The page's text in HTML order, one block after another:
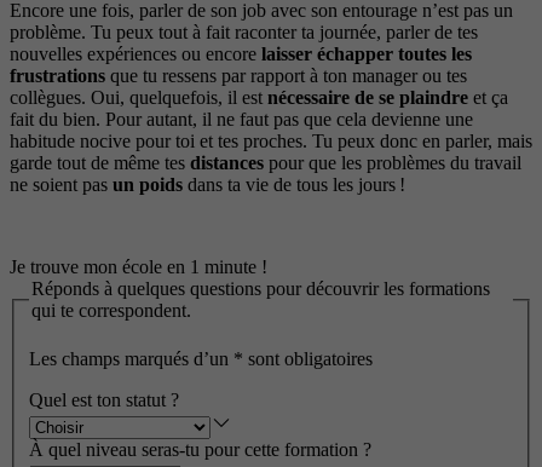
Encore une fois, parler de son job avec son entourage n’est pas un
problème. Tu peux tout à fait raconter ta journée, parler de tes
nouvelles expériences ou encore laisser échapper toutes les
frustrations que tu ressens par rapport à ton manager ou tes
collègues. Oui, quelquefois, il est nécessaire de se plaindre et ça
fait du bien. Pour autant, il ne faut pas que cela devienne une
habitude nocive pour toi et tes proches. Tu peux donc en parler, mais
garde tout de même tes distances pour que les problèmes du travail
ne soient pas un poids dans ta vie de tous les jours !
Je trouve mon école en 1 minute !
Réponds à quelques questions pour découvrir les formations
qui te correspondent.
Les champs marqués d’un * sont obligatoires
Quel est ton statut ?
À quel niveau seras-tu pour cette formation ?